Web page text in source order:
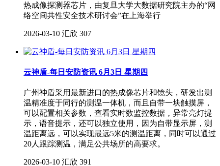
热成像探测器芯片，由复旦大学大数据研究院主办的“网
络空间共性安全技术研讨会”在上海举行
2026-03-10 汇欣 307
云神盾-每日安防资讯 6月3日 星期四
广州神盾采用最新进口的热成像芯片和镜头，研发出测
温精准度于同行的测温一体机，而且自带一块触摸屏，
可以配置相关参数，查看实时数监控数据，异常亮灯提
示，语音提示，还可以独立使用，因为自带显示屏，测
温距离远，可以实现最远5米的测温距离，同时可以通过
20人跟踪测温，满足公共场所的高要求。
2026-03-10 汇欣 391